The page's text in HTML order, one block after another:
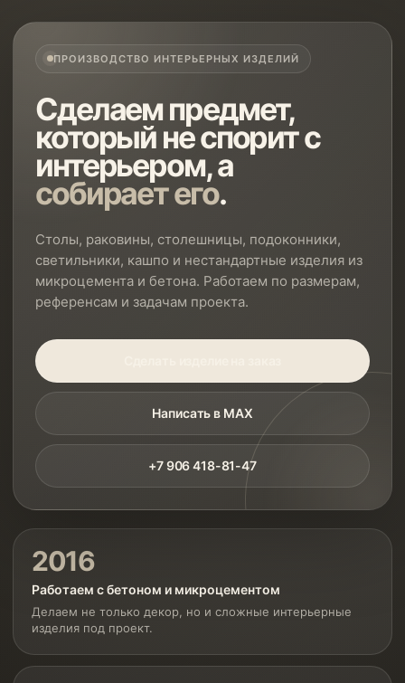
ПРОИЗВОДСТВО ИНТЕРЬЕРНЫХ ИЗДЕЛИЙ
Сделаем предмет,
который не спорит с
интерьером, а
собирает его.
Столы, раковины, столешницы, подоконники,
светильники, кашпо и нестандартные изделия из
микроцемента и бетона. Работаем по размерам,
референсам и задачам проекта.
Написать в MAX
+7 906 418-81-47
2016
Работаем с бетоном и микроцементом
Делаем не только декор, но и сложные интерьерные
изделия под проект.